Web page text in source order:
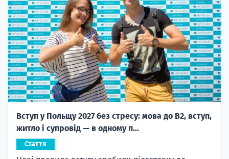
Вступ у Польщу 2027 без стресу: мова до B2, вступ,
житло і супровід — в одному п...
Стаття